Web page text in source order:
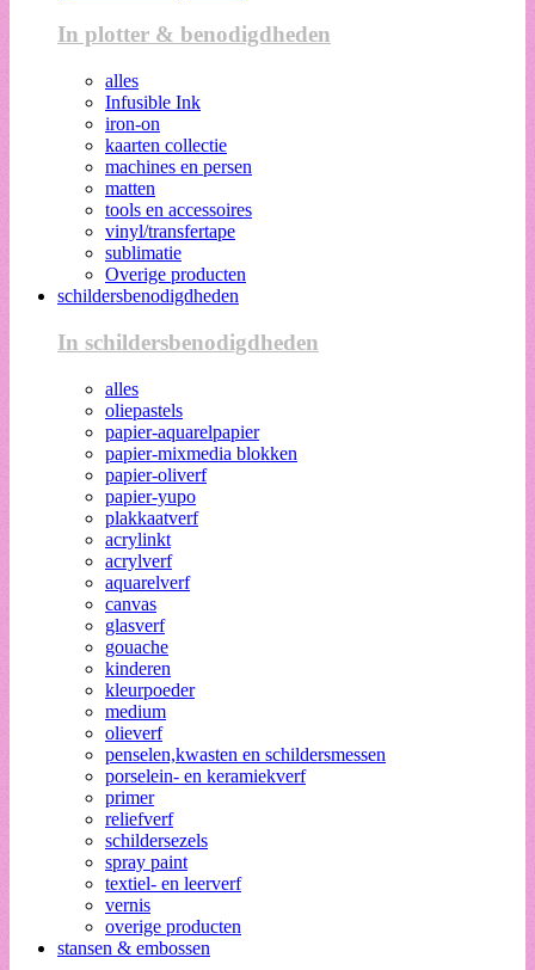
In plotter & benodigdheden
alles
Infusible Ink
iron-on
kaarten collectie
machines en persen
matten
tools en accessoires
vinyl/transfertape
sublimatie
Overige producten
schildersbenodigdheden
In schildersbenodigdheden
alles
oliepastels
papier-aquarelpapier
papier-mixmedia blokken
papier-oliverf
papier-yupo
plakkaatverf
acrylinkt
acrylverf
aquarelverf
canvas
glasverf
gouache
kinderen
kleurpoeder
medium
olieverf
penselen,kwasten en schildersmessen
porselein- en keramiekverf
primer
reliefverf
schildersezels
spray paint
textiel- en leerverf
vernis
overige producten
stansen & embossen